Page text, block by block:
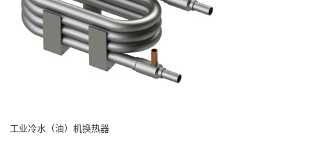
工业冷水（油）机换热器